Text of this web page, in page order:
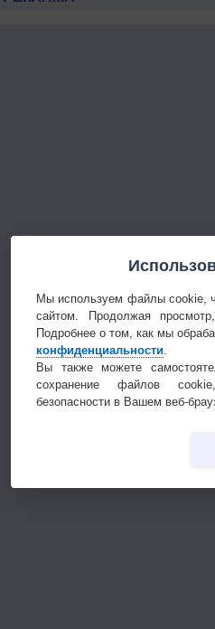
Мы используем файлы cookie,
сайтом. Продолжая
Подробнее о том, как мы
конфиденциальности.
Вы также можете
сохранение файлов
безопасности в Вашем веб-